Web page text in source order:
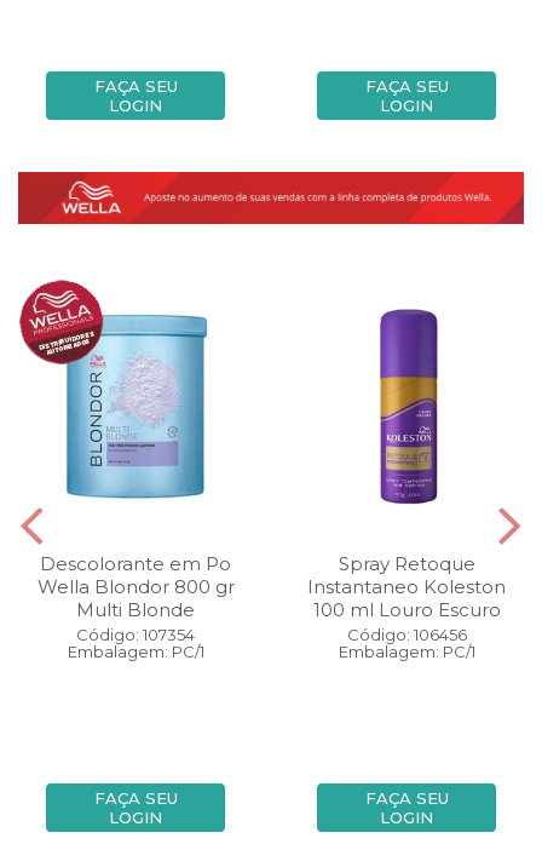
FAÇA SEU
LOGIN
FAÇA SEU
LOGIN
Descolorante em Po
Wella Blondor 800 gr
Multi Blonde
Código: 107354
Embalagem: PC/1
FAÇA SEU
LOGIN
Spray Retoque
Instantaneo Koleston
100 ml Louro Escuro
Código: 106456
Embalagem: PC/1
FAÇA SEU
LOGIN